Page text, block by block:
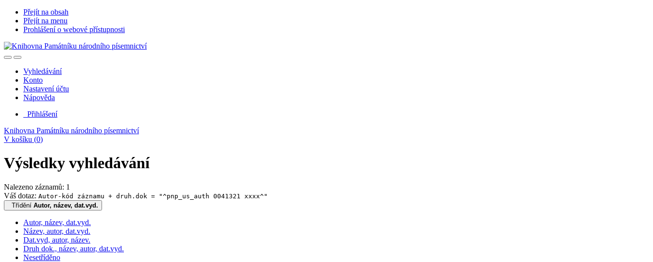
Přejít na obsah
Přejít na menu
Prohlášení o webové přístupnosti
Vyhledávání
Konto
Nastavení účtu
Nápověda
Přihlášení
Knihovna Památníku národního písemnictví
V košíku (0)
Výsledky vyhledávání
Nalezeno záznamů: 1
Váš dotaz: Autor-kód záznamu + druh.dok = "^pnp_us_auth 0041321 xxxx^"
Třídění Autor, název, dat.vyd.
Autor, název, dat.vyd.
Název, autor, dat.vyd.
Dat.vyd, autor, název.
Druh dok., název, autor, dat.vyd.
Nesetříděno